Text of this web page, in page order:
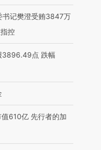
员跨国走私7万
视线｜被称为“
书记樊澄受贿3847万
控
3896.49点 跌幅
610亿 先行者的加